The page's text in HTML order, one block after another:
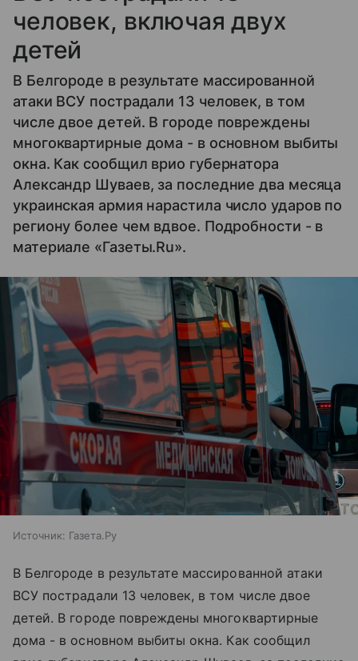
человек, включая двух
детей
В Белгороде в результате массированной
атаки ВСУ пострадали 13 человек, в том
числе двое детей. В городе повреждены
многоквартирные дома - в основном выбиты
окна. Как сообщил врио губернатора
Александр Шуваев, за последние два месяца
украинская армия нарастила число ударов по
региону более чем вдвое. Подробности - в
материале «Газеты.Ru».
Источник: Газета.Ру
В Белгороде в результате массированной атаки
ВСУ пострадали 13 человек, в том числе двое
детей. В городе повреждены многоквартирные
дома - в основном выбиты окна. Как сообщил